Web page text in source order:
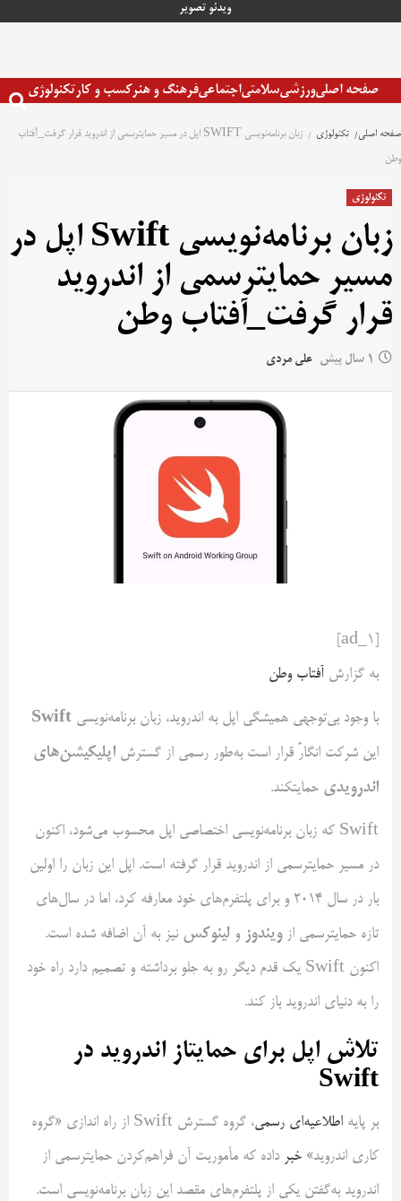
ویدئو تصویر
صفحه اصلیورزشیسلامتیاجتماعیفرهنگ و هنرکسب و کارتکنولوژی
صفحه اصلی تکنولوژی
زبان برنامه‌نویسی SWIFT اپل در مسیر حمایترسمی از اندروید قرار گرفت_آفتاب
وطن
تکنولوژی
زبان برنامه‌نویسی Swift اپل در
مسیر حمایترسمی از اندروید
قرار گرفت_آفتاب وطن
1 سال پیش علی مردی
به گزارش آفتاب وطن
با وجود بی‌توجهی همیشگی اپل به اندروید، زبان برنامه‌نویسی Swift
این شرکت انگارً قرار است به‌طور رسمی از گسترش اپلیکیشن‌های
اندرویدی حمایتکند.
Swift که زبان برنامه‌نویسی اختصاصی اپل محسوب می‌شود، اکنون
در مسیر حمایترسمی از اندروید قرار گرفته است. اپل این زبان را اولین
بار در سال 2014 و برای پلتفرم‌های خود معارفه کرد، اما در سال‌های
تازه حمایترسمی ازویندوز و لینوکس نیز به آن اضافه شده است.
اکنون Swift یک قدم دیگر رو به جلو برداشته و تصمیم دارد راه خود
را به دنیای اندروید باز کند.
تلاش اپل برای حمایتاز اندروید در
Swift
بر پایه اطلاعیه‌ای رسمی
، گروه گسترش Swift از راه اندازی «گروه
کاری اندروید» خبر داده که مأموریت آن فراهم‌کردن حمایترسمی از
اندروید به‌گفتن یکی از پلتفرم‌های مقصد این زبان برنامه‌نویسی است.